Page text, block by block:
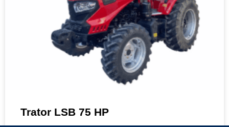
Trator LSB 75 HP